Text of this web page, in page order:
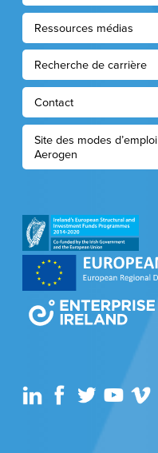
Ressources médias
Recherche de carrière
Contact
Site des modes d’emploi
Aerogen